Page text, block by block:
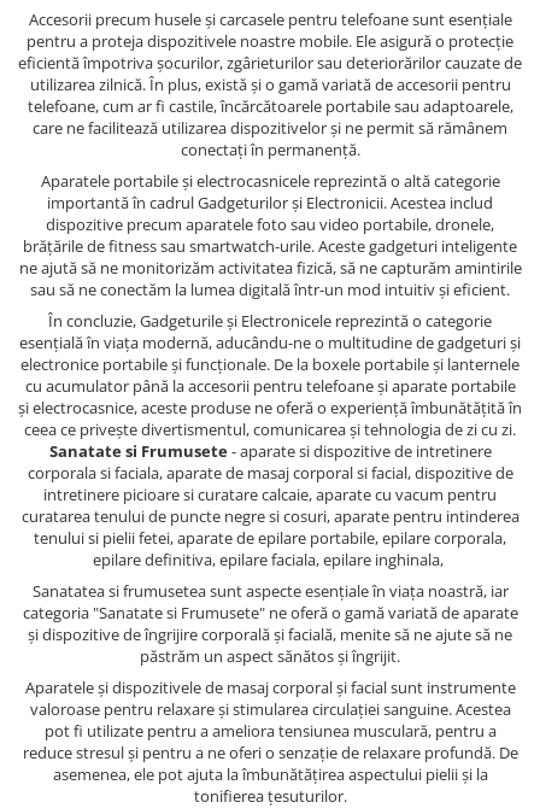
Accesorii precum husele și carcasele pentru telefoane sunt esențiale
pentru a proteja dispozitivele noastre mobile. Ele asigură o protecție
eficientă împotriva șocurilor, zgârieturilor sau deteriorărilor cauzate de
utilizarea zilnică. În plus, există și o gamă variată de accesorii pentru
telefoane, cum ar fi castile, încărcătoarele portabile sau adaptoarele,
care ne facilitează utilizarea dispozitivelor și ne permit să rămânem
conectați în permanență.
Aparatele portabile și electrocasnicele reprezintă o altă categorie
importantă în cadrul Gadgeturilor și Electronicii. Acestea includ
dispozitive precum aparatele foto sau video portabile, dronele,
brățările de fitness sau smartwatch-urile. Aceste gadgeturi inteligente
ne ajută să ne monitorizăm activitatea fizică, să ne capturăm amintirile
sau să ne conectăm la lumea digitală într-un mod intuitiv și eficient.
În concluzie, Gadgeturile și Electronicele reprezintă o categorie
esențială în viața modernă, aducându-ne o multitudine de gadgeturi și
electronice portabile și funcționale. De la boxele portabile și lanternele
cu acumulator până la accesorii pentru telefoane și aparate portabile
și electrocasnice, aceste produse ne oferă o experiență îmbunătățită în
ceea ce privește divertismentul, comunicarea și tehnologia de zi cu zi.
Sanatate si Frumusete- aparate si dispozitive de intretinere
corporala si faciala, aparate de masaj corporal si facial, dispozitive de
intretinere picioare si curatare calcaie, aparate cu vacum pentru
curatarea tenului de puncte negre si cosuri, aparate pentru intinderea
tenului si pielii fetei, aparate de epilare portabile, epilare corporala,
epilare definitiva, epilare faciala, epilare inghinala,
Sanatatea si frumusetea sunt aspecte esențiale în viața noastră, iar
categoria "Sanatate si Frumusete" ne oferă o gamă variată de aparate
și dispozitive de îngrijire corporală și facială, menite să ne ajute să ne
păstrăm un aspect sănătos și îngrijit.
Aparatele și dispozitivele de masaj corporal și facial sunt instrumente
valoroase pentru relaxare și stimularea circulației sanguine. Acestea
pot fi utilizate pentru a ameliora tensiunea musculară, pentru a
reduce stresul și pentru a ne oferi o senzație de relaxare profundă. De
asemenea, ele pot ajuta la îmbunătățirea aspectului pielii și la
tonifierea țesuturilor.